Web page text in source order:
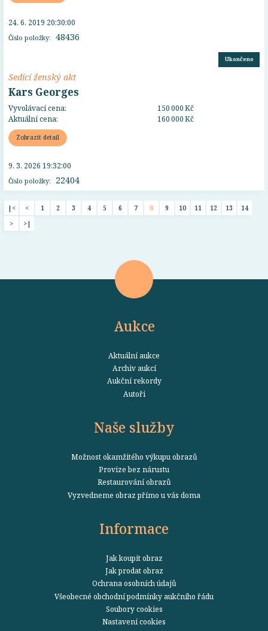
Číslo položky: 48436
24. 6. 2019 20:30:00
Ukončeno
Sedící ženský akt
Kars Georges
Vyvolávací cena:
150 000 Kč
Aktuální cena:
160 000 Kč
Zobrazit detail
Číslo položky: 22404
9. 3. 2026 19:32:00
|< < 1 2 3 4 5 6 7 8 9 10 11 12 13
14
>
>|
Aukce
Aktuální aukce
Archiv aukcí
Aukční rekordy
Autoři
Naše služby
Možnost okamžitého výkupu obrazů
Provize bez nárustu
Restaurování obrazů
Vyzvedneme obraz přímo u vás doma
Informace
Jak koupit obraz
Jak prodat obraz
Ochrana osobních údajů
Všeobecné obchodní podmínky aukčního řádu
Soubory cookies
Nastavení cookies